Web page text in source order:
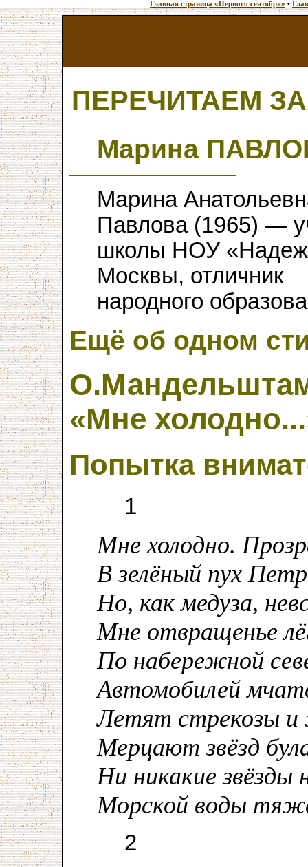
Главная страница «Первого сентября» •
ПЕРЕЧИТАЕМ
Марина
Марина
Павлова (1965) —
школы НОУ
Москвы, отличник
народного
Ещё об одном
«Мне
Попытка
1
Мне холодно.
В зелёный пух
Но, как медуза,
Мне отвращенье
По набережной
Автомобилей
Летят стрекозы и
Мерцают звёзд
Ни никакие звёзды
Морской воды
2